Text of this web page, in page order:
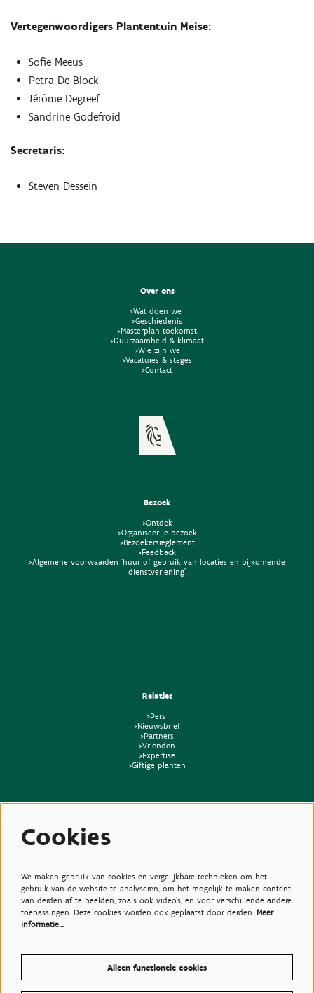
Vertegenwoordigers Plantentuin Meise:
Sofie Meeus
Petra De Block
Jérôme Degreef
Sandrine Godefroid
Secretaris:
Steven Dessein
Over ons
>Wat doen we
>Geschiedenis
>Masterplan toekomst
>Duurzaamheid & klimaat
>Wie zijn we
>Vacatures & stages
>Contact
Bezoek
>Ontdek
>Organiseer je bezoek
>Bezoekersreglement
>Feedback
>Algemene voorwaarden 'huur of gebruik van locaties en bijkomende
dienstverlening'
Relaties
>Pers
>Nieuwsbrief
>Partners
>Vrienden
>Expertise
>Giftige planten
Cookies
We maken gebruik van cookies en vergelijkbare technieken om het
gebruik van de website te analyseren, om het mogelijk te maken content
van derden af te beelden, zoals ook video’s, en voor verschillende andere
toepassingen. Deze cookies worden ook geplaatst door derden. Meer
informatie…
Alleen functionele cookies